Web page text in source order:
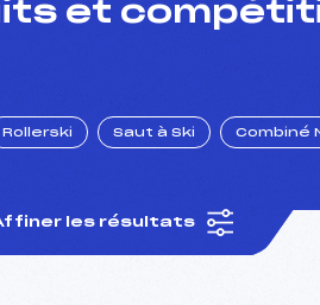
et
Rollerski Saut à Ski Combiné
les résultats